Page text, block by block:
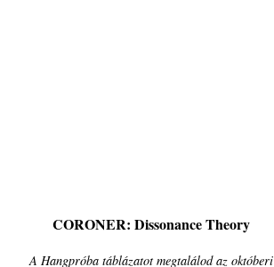
CORONER: Dissonance Theory
A Hangpróba táblázatot megtalálod az októberi